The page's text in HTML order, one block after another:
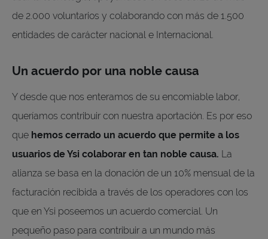
de 2.000 voluntarios y colaborando con más de 1.500
entidades de carácter nacional e Internacional.
Un acuerdo por una noble causa
Y desde que nos enteramos de su encomiable labor,
queríamos contribuir con nuestra aportación. Es por eso
que hemos cerrado un acuerdo que permite a los
usuarios de Ysi colaborar en tan noble causa. La
alianza se basa en la donación de un 10% mensual de la
facturación recibida a través de los operadores con los
que en Ysi poseemos un acuerdo comercial. Un
pequeño paso para contribuir a un mundo más